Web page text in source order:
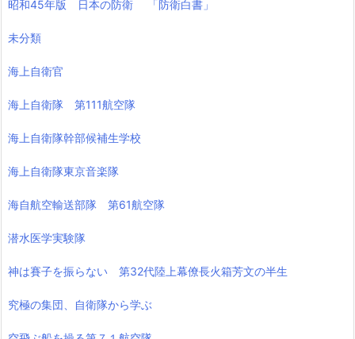
昭和45年版 日本の防衛 「防衛白書」
未分類
海上自衛官
海上自衛隊 第111航空隊
海上自衛隊幹部候補生学校
海上自衛隊東京音楽隊
海自航空輸送部隊 第61航空隊
潜水医学実験隊
神は賽子を振らない 第32代陸上幕僚長火箱芳文の半生
究極の集団、自衛隊から学ぶ